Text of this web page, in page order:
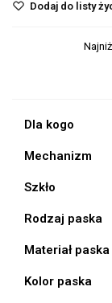
Dodaj do listy
Dla kogo
Mechanizm
Szkło
Rodzaj paska
Materiał paska
Kolor paska